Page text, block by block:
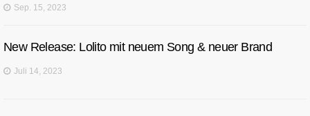
Sep. 15, 2023
New Release: Lolito mit neuem Song & neuer Brand
Juli 14, 2023